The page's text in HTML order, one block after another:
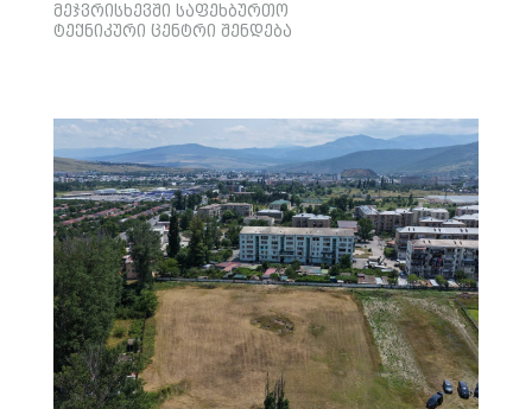
მეჯვრისხევში საფეხბურთო
ტექნიკური ცენტრი შენდება